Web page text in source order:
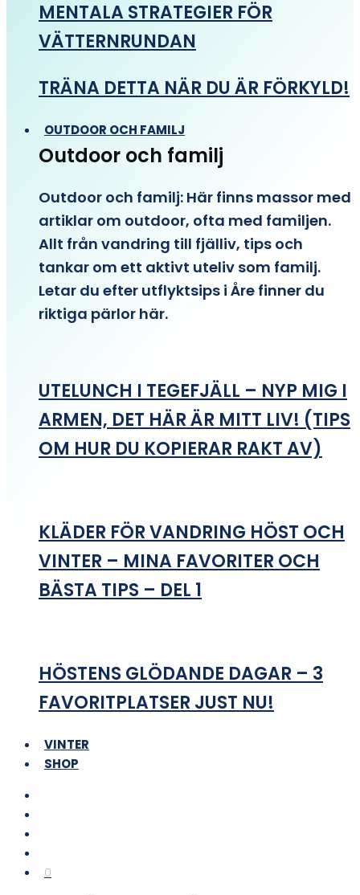
MENTALA STRATEGIER FÖR
VÄTTERNRUNDAN
TRÄNA DETTA NÄR DU ÄR FÖRKYLD!
OUTDOOR OCH FAMILJ
Outdoor och familj
Outdoor och familj: Här finns massor med
artiklar om outdoor, ofta med familjen.
Allt från vandring till fjälliv, tips och
tankar om ett aktivt uteliv som familj.
Letar du efter utflyktsips i Åre finner du
riktiga pärlor här.
UTELUNCH I TEGEFJÄLL – NYP MIG I
ARMEN, DET HÄR ÄR MITT LIV! (TIPS
OM HUR DU KOPIERAR RAKT AV)
KLÄDER FÖR VANDRING HÖST OCH
VINTER – MINA FAVORITER OCH
BÄSTA TIPS – DEL 1
HÖSTENS GLÖDANDE DAGAR – 3
FAVORITPLATSER JUST NU!
VINTER
SHOP
0